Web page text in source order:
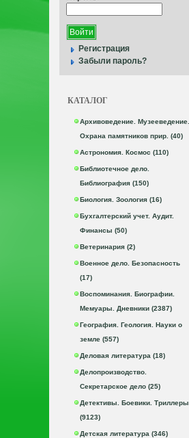
Регистрация
Забыли пароль?
КАТАЛОГ
Архивоведение. Музееведение.
Охрана памятников прир. (40)
Астрономия. Космос (110)
Библиотечное дело.
Библиография (150)
Биология. Зоология (16)
Бухгалтерский учет. Аудит.
Финансы (50)
Ветеринария (2)
Военное дело. Безопасность
(17)
Воспоминания. Биографии.
Мемуары. Дневники (2387)
География. Геология. Науки о
земле (557)
Деловая литература (18)
Делопроизводство.
Секретарское дело (25)
Детективы. Боевики. Триллеры
(9123)
Детская литература (346)